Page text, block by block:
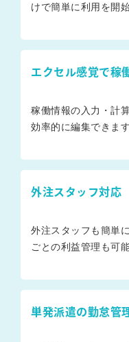
けで簡単に利用を開
エクセル感覚で稼
稼働情報の入力・計
効率的に編集できます
外注スタッフ対応
外注スタッフも簡単
ごとの利益管理も可能
単発派遣の勤怠管